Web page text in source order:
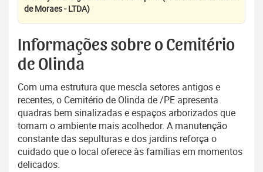
de Moraes - LTDA)
Informações sobre o Cemitério
de Olinda
Com uma estrutura que mescla setores antigos e
recentes, o Cemitério de Olinda de /PE apresenta
quadras bem sinalizadas e espaços arborizados que
tornam o ambiente mais acolhedor. A manutenção
constante das sepulturas e dos jardins reforça o
cuidado que o local oferece às famílias em momentos
delicados.